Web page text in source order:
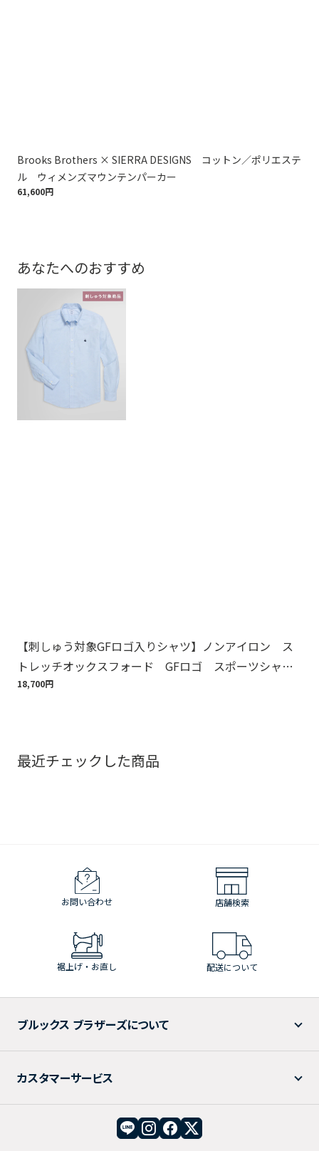
Brooks Brothers × SIERRA DESIGNS コットン／ポリエステ
ル ウィメンズマウンテンパーカー
61,600円
あなたへのおすすめ
【刺しゅう対象GFロゴ入りシャツ】ノンアイロン ス
トレッチオックスフォード GFロゴ スポーツシャ
ツ Regular Fit
18,700円
最近チェックした商品
お問い合わせ 店舗検索
裾上げ・お直し 配送について
ブルックス ブラザーズについて
カスタマーサービス